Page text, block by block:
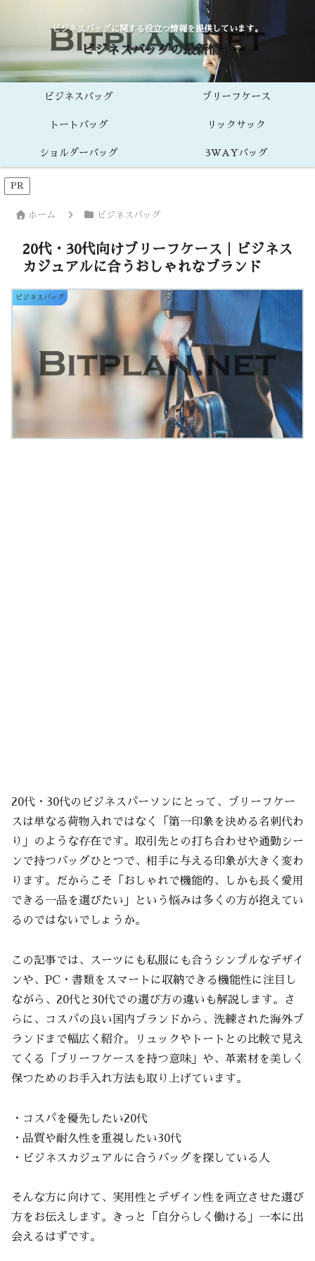
ビジネスバッグに関する役立つ情報を提供しています。
ビジネスバッグの最新情報
ビジネスバッグ ブリーフケース
トートバッグ リックサック
ショルダーバッグ 3WAYバッグ
PR
ホーム ビジネスバッグ
20代・30代向けブリーフケース｜ビジネス
カジュアルに合うおしゃれなブランド
ビジネスバッグ
20代・30代のビジネスパーソンにとって、ブリーフケー
スは単なる荷物入れではなく「第一印象を決める名刺代わ
り」のような存在です。取引先との打ち合わせや通勤シー
ンで持つバッグひとつで、相手に与える印象が大きく変わ
ります。だからこそ「おしゃれで機能的、しかも長く愛用
できる一品を選びたい」という悩みは多くの方が抱えてい
るのではないでしょうか。
この記事では、スーツにも私服にも合うシンプルなデザイ
ンや、PC・書類をスマートに収納できる機能性に注目し
ながら、20代と30代での選び方の違いも解説します。さ
らに、コスパの良い国内ブランドから、洗練された海外ブ
ランドまで幅広く紹介。リュックやトートとの比較で見え
てくる「ブリーフケースを持つ意味」や、革素材を美しく
保つためのお手入れ方法も取り上げています。
・コスパを優先したい20代
・品質や耐久性を重視したい30代
・ビジネスカジュアルに合うバッグを探している人
そんな方に向けて、実用性とデザイン性を両立させた選び
方をお伝えします。きっと「自分らしく働ける」一本に出
会えるはずです。